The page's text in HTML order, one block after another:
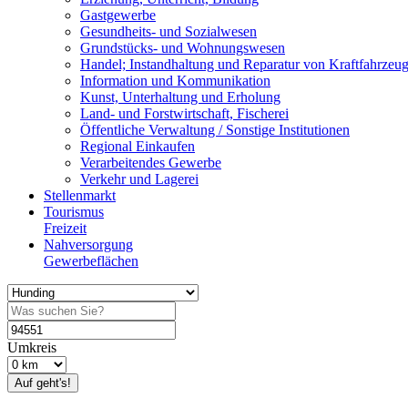
Gastgewerbe
Gesundheits- und Sozialwesen
Grundstücks- und Wohnungswesen
Handel; Instandhaltung und Reparatur von
Information und Kommunikation
Kunst, Unterhaltung und Erholung
Land- und Forstwirtschaft, Fischerei
Öffentliche Verwaltung / Sonstige Institutionen
Regional Einkaufen
Verarbeitendes Gewerbe
Verkehr und Lagerei
Stellenmarkt
Tourismus
Freizeit
Nahversorgung
Gewerbeflächen
Umkreis
Auf geht's!